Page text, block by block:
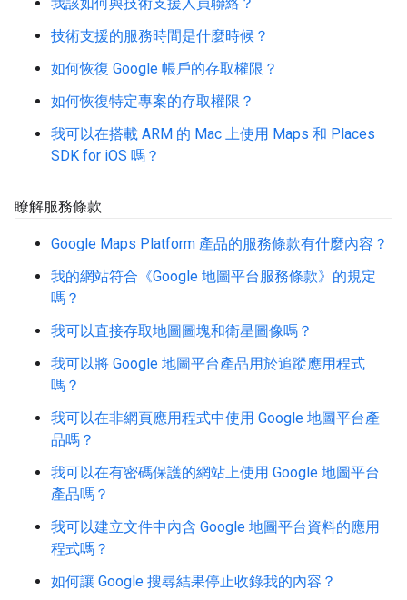
技術支援的服務時間是什麼時候？
如何恢復 Google 帳戶的存取權限？
如何恢復特定專案的存取權限？
我可以在搭載 ARM 的 Mac 上使用 Maps 和 Places
SDK for iOS 嗎？
瞭解服務條款
Google Maps Platform 產品的服務條款有什麼內容？
我的網站符合《Google 地圖平台服務條款》的規定
嗎？
我可以直接存取地圖圖塊和衛星圖像嗎？
我可以將 Google 地圖平台產品用於追蹤應用程式
嗎？
我可以在非網頁應用程式中使用 Google 地圖平台產
品嗎？
我可以在有密碼保護的網站上使用 Google 地圖平台
產品嗎？
我可以建立文件中內含 Google 地圖平台資料的應用
程式嗎？
如何讓 Google 搜尋結果停止收錄我的內容？